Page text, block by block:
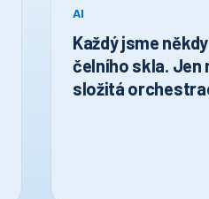
AI
Každý jsme
čelního skla. Jen
složitá